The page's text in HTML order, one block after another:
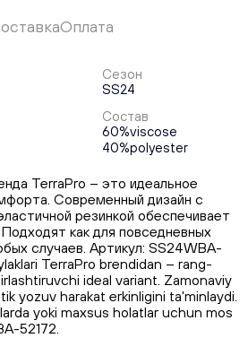
Оплата
Сезон
SS24
Состав
60%viscose
40%polyester
TerraPro – это идеальное
Современный дизайн с
резинкой обеспечивает
как для повседневных
случаев. Артикул: SS24WBA-
TerraPro brendidan – rang-
ideal variant. Zamonaviy
yozuv harakat erkinligini ta'minlaydi.
yoki maxsus holatlar uchun mos
52172.